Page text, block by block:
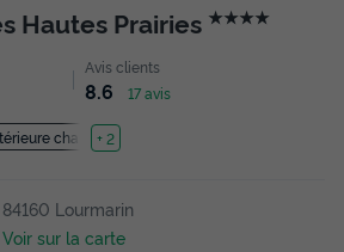
Hautes Prairies ★★★★
Avis clients
8.6 17 avis
chauffée
+ 2
84160 Lourmarin
Voir sur la carte